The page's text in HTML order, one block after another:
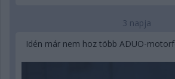
3 napja
Idén már nem hoz több ADUO-